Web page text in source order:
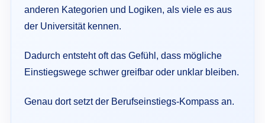
anderen Kategorien und Logiken, als viele es aus
der Universität kennen.
Dadurch entsteht oft das Gefühl, dass mögliche
Einstiegswege schwer greifbar oder unklar bleiben.
Genau dort setzt der Berufseinstiegs-Kompass an.